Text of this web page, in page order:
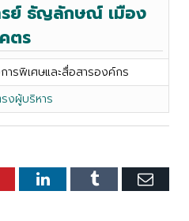
รย์ ธัญลักษณ์ เมือง
ตร
รพิเศษและสื่อสารองค์กร
งผู้บริหาร
LinkedInTumblr